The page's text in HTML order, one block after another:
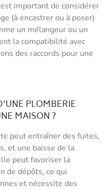
important de considérer
(à encastrer ou à poser)
un mélangeur ou un
la compatibilité avec
des raccords pour une
PLOMBERIE
MAISON ?
peut entraîner des fuites,
et une baisse de la
peut favoriser la
de dépôts, ce qui
et nécessite des